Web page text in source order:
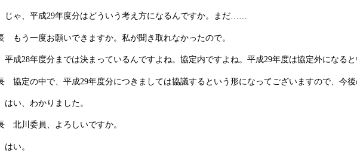
ゃ、平成29年度分はどういう考え方になるんですか。まだ……
もう一度お願いできますか。私が聞き取れなかったので。
成28年度分までは決まっているんですよね。協定内ですよね。平成29年度は協定外になると
協定の中で、平成29年度分につきましては協議するという形になってございますので、今後
い、わかりました。
北川委員、よろしいですか。
い。